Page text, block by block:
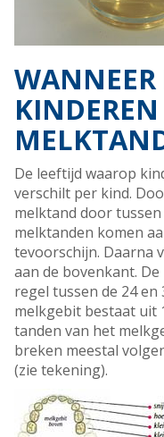
WANNEER
De leeftijd waarop
verschilt per kind.
melktand door tussen
melktanden komen
tevoorschijn. Daarna
aan de bovenkant.
regel tussen de 24 en
melkgebit bestaat uit
tanden van het
breken meestal
(zie tekening).